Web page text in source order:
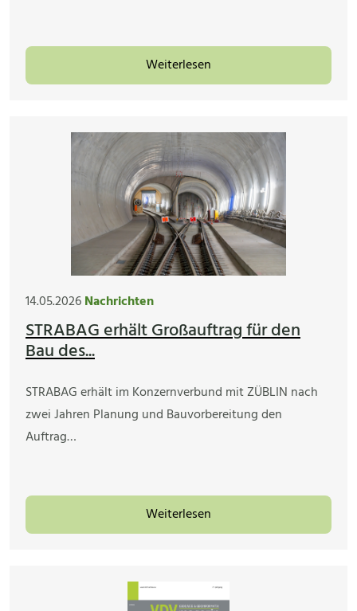
Weiterlesen
14.05.2026Nachrichten
STRABAG erhält Großauftrag für den
Bau des...
STRABAG erhält im Konzernverbund mit ZÜBLIN nach
zwei Jahren Planung und Bauvorbereitung den
Auftrag…
Weiterlesen